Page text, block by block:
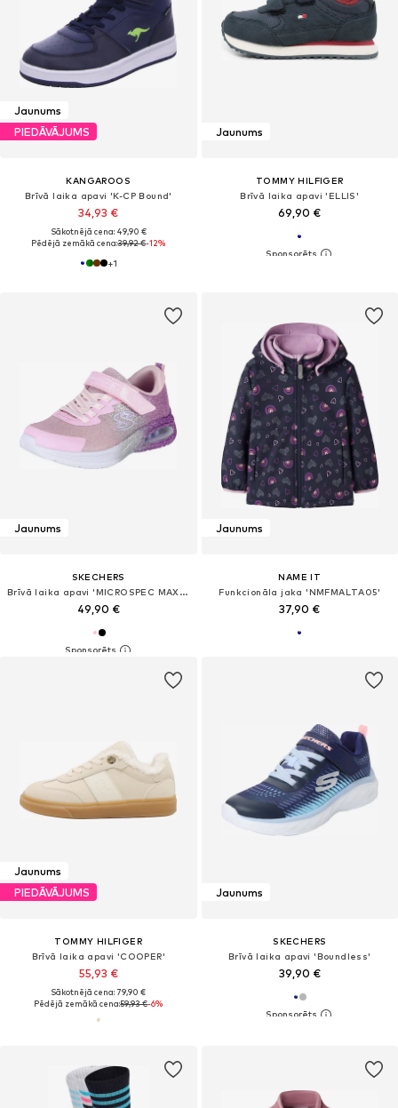
Jaunums
PIEDĀVĀJUMS
KANGAROOS
Brīvā laika apavi 'K-CP Bound'
34,93 €
Sākotnējā cena: 49,90 €
Pēdējā zemākā cena:39,92 €-12%
+1
Jaunums
TOMMY HILFIGER
Brīvā laika apavi 'ELLIS'
69,90 €
Jaunums
SKECHERS
Brīvā laika apavi 'MICROSPEC MAX ADVANCE'
49,90 €
Jaunums
NAME IT
Funkcionāla jaka 'NMFMALTA05'
37,90 €
Jaunums
PIEDĀVĀJUMS
TOMMY HILFIGER
Brīvā laika apavi 'COOPER'
55,93 €
Sākotnējā cena: 79,90 €
Pēdējā zemākā cena:59,93 €-6%
Jaunums
SKECHERS
Brīvā laika apavi 'Boundless'
39,90 €